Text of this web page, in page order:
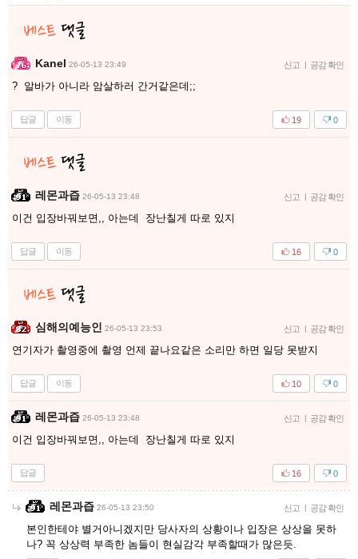
Kanel 26-05-13 23:49 신고 공감 확인
? 알바가 아니라 암살하러 간거같은데;;
답글 이동 0
19
레몬과즙 26-05-13 23:48 신고 공감 확인
이건 입장바꿔보면,, 아는데 장난칠게 따로 있지
답글 이동 0
16
심해의예능인 26-05-13 23:53 신고 공감 확인
연기자가 촬영중에 촬영 언제 끝나요같은 소리만 하면 일당 못받지
답글 이동 0
10
레몬과즙 26-05-13 23:48 신고 공감 확인
이건 입장바꿔보면,, 아는데 장난칠게 따로 있지
답글 0
16
레몬과즙 26-05-13 23:50 신고 공감 확인
본인한테야 별거아니겠지만 당사자의 상황이나 입장은 상상을 못하
나? 꼭 상상력 부족한 놈들이 현실감각 부족할때가 많은듯.